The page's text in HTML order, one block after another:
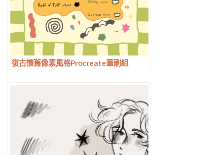
復古懷舊像素風格Procreate筆刷組